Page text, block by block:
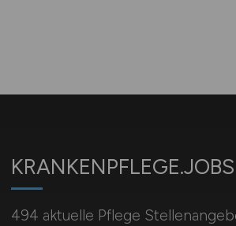
KRANKENPFLEGE.JOBS
494 aktuelle Pflege